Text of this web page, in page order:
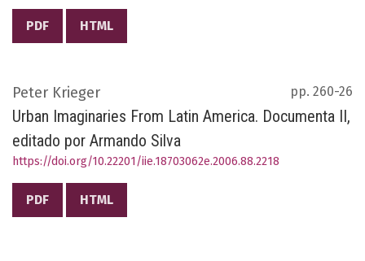
PDF HTML
Peter Krieger pp. 260-26
Urban Imaginaries From Latin America. Documenta II,
editado por Armando Silva
https://doi.org/10.22201/iie.18703062e.2006.88.2218
PDF HTML